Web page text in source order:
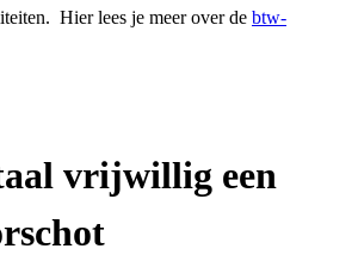
Hier lees je meer over de btw-
vrijwillig een